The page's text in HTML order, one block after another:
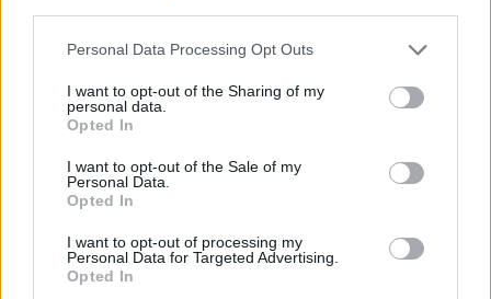
Personal Data Processing Opt Outs
I want to opt-out of the Sharing of my
personal data.
Opted In
I want to opt-out of the Sale of my
Personal Data.
Opted In
I want to opt-out of processing my
Personal Data for Targeted Advertising.
Opted In
Atvykę pareigūnai pradėjo aiškintis įvykio
aplinkybes.
Pasak 12-metės artimųjų, mergaitę
sukandžiojo senelių vilkšunis. Tuo metu, kai
buvo kambaryje, o 12-metė žaidė kieme.